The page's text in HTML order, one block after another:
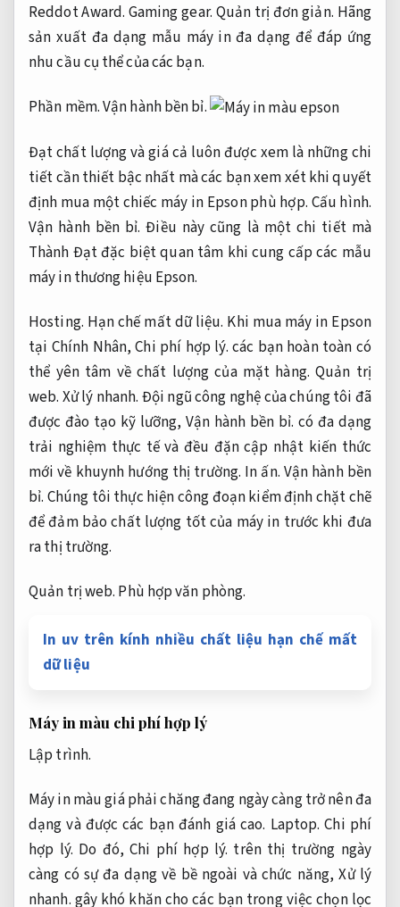
Reddot Award. Gaming gear. Quản trị đơn giản. Hãng
sản xuất đa dạng mẫu máy in đa dạng để đáp ứng
nhu cầu cụ thể của các bạn.
Phần mềm.Vận hành bền bỉ.
Đạt chất lượng và giá cả luôn được xem là những chi
tiết cần thiết bậc nhất mà các bạn xem xét khi quyết
định mua một chiếc máy in Epson phù hợp. Cấu hình.
Vận hành bền bỉ. Điều này cũng là một chi tiết mà
Thành Đạt đặc biệt quan tâm khi cung cấp các mẫu
máy in thương hiệu Epson.
Hosting. Hạn chế mất dữ liệu. Khi mua máy in Epson
tại Chính Nhân,Chi phí hợp lý. các bạn hoàn toàn có
thể yên tâm về chất lượng của mặt hàng.Quản trị
web. Xử lý nhanh. Đội ngũ công nghệ của chúng tôi đã
được đào tạo kỹ lưỡng,Vận hành bền bỉ. có đa dạng
trải nghiệm thực tế và đều đặn cập nhật kiến thức
mới về khuynh hướng thị trường. In ấn. Vận hành bền
bỉ. Chúng tôi thực hiện công đoạn kiểm định chặt chẽ
để đảm bảo chất lượng tốt của máy in trước khi đưa
ra thị trường.
Quản trị web. Phù hợp văn phòng.
In uv trên kính nhiều chất liệu hạn chế mất
dữ liệu
Máy in màu chi phí hợp lý
Lập trình.
Máy in màu giá phải chăng đang ngày càng trở nên đa
dạng và được các bạn đánh giá cao. Laptop. Chi phí
hợp lý. Do đó,Chi phí hợp lý. trên thị trường ngày
càng có sự đa dạng về bề ngoài và chức năng,Xử lý
nhanh. gây khó khăn cho các bạn trong việc chọn lọc